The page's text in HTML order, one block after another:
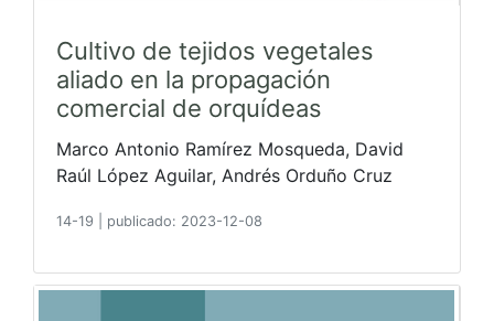
Cultivo de tejidos vegetales
aliado en la propagación
comercial de orquídeas
Marco Antonio Ramírez Mosqueda, David
Raúl López Aguilar, Andrés Orduño Cruz
14-19 publicado: 2023-12-08